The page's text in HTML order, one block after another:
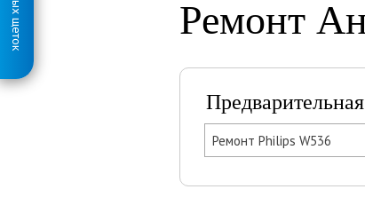
Ремонт
Ремонт Philips W536